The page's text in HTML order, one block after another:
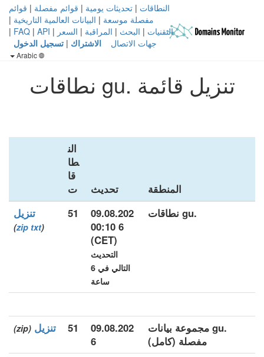
النطاقات | تحديثات يومية | قوائم مفصلة | قوائم
مفصلة موسعة | البيانات العالمية التاريخية |
التقنيات | البحث | المراقبة | السعر |
FAQ | API
|
جهات الاتصال
الاشتراك | تسجيل الدخول
تنزيل قائمة .gu نطاقات
المنطقة تحديث
الن
طا
قا
ت
.gu نطاقات
09.08.202
6 00:10
(CET)
التحديث
التالي في 6
ساعة
51 تنزيل
(
zip txt
)
.gu مجموعة بيانات
مفصلة (كامل)
09.08.202
6
51 تنزيل (zip)